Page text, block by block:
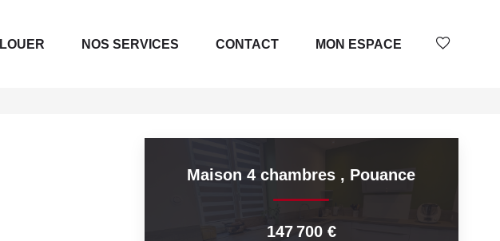
LOUER NOS SERVICES CONTACT MON ESPACE
Maison 4 chambres , Pouance
147 700 €